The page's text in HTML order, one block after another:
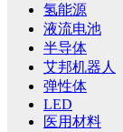
氢能源
液流电池
半导体
艾邦机器人
弹性体
LED
医用材料